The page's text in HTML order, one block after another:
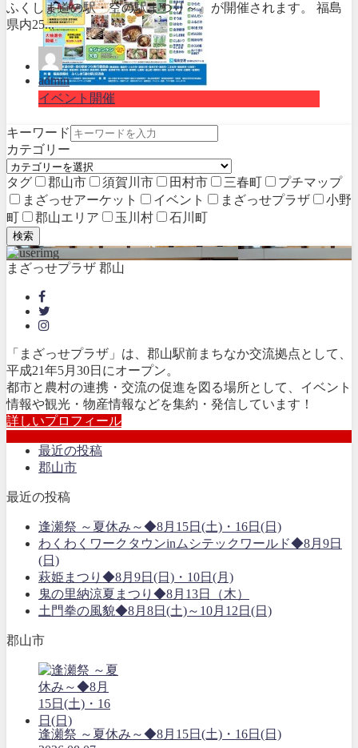
イベント開催
ふくしま道の駅・空の駅まつり～』が開催されます。 福島
県内25...
admin
キーワード
カテゴリー
タグ 郡山市 須賀川市 田村市 三春町
プチマップ
まざっせアーケット
イベント まざっせプラザ
小野
町
郡山エリア 玉川村 石川町
検索
まざっせプラザ 郡山
「まざっせプラザ」は、郡山駅前まちなか交流拠点として、
平成21年5月30日にオープン。
都市と農村の連携・交流の促進を図る場所として、イベント
情報や観光・物産情報などを集約・発信しています！
詳しいプロフィール
最近の投稿
郡山市
最近の投稿
逢瀬祭 ～夏休み～◆8月15日(土)・16日(日)
わくわくワークタウンinムシテックワールド◆8月9日
(日)
萩姫まつり◆8月9日(日)・10日(月)
鬼の里納涼夏まつり◆8月13日（木）
土門拳の風貌◆8月8日(土)～10月12日(日)
郡山市
逢瀬祭 ～夏休み～◆8月15日(土)・16日(日)